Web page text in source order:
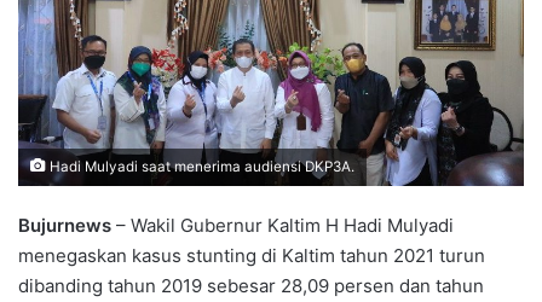
Hadi Mulyadi saat menerima audiensi DKP3A.
Bujurnews – Wakil Gubernur Kaltim H Hadi Mulyadi
menegaskan kasus stunting di Kaltim tahun 2021 turun
dibanding tahun 2019 sebesar 28,09 persen dan tahun